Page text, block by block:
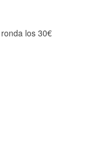
los 30€